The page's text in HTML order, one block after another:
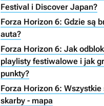
Festival i Discover Japan?
Forza Horizon 6: Gdzie są
auta?
Forza Horizon 6: Jak
playlisty festiwalowe i jak
punkty?
Forza Horizon 6:
skarby - mapa